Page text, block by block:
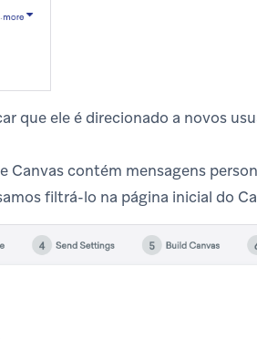
que ele é direcionado a novos
Canvas contém mensagens
filtrá-lo na página inicial do